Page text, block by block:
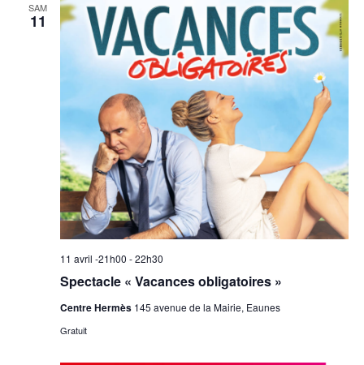
SAM
11
Spectacle « Vacances obligatoires »
11 avril -21h00 -22h30
Centre Hermès 145 avenue de la Mairie, Eaunes
Gratuit